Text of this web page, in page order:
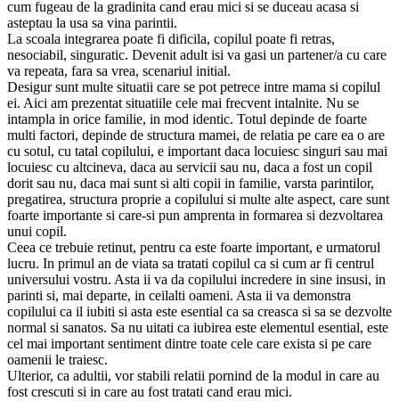
cum fugeau de la gradinita cand erau mici si se duceau acasa si
asteptau la usa sa vina parintii.
La scoala integrarea poate fi dificila, copilul poate fi retras,
nesociabil, singuratic. Devenit adult isi va gasi un partener/a cu care
va repeata, fara sa vrea, scenariul initial.
Desigur sunt multe situatii care se pot petrece intre mama si copilul
ei. Aici am prezentat situatiile cele mai frecvent intalnite. Nu se
intampla in orice familie, in mod identic. Totul depinde de foarte
multi factori, depinde de structura mamei, de relatia pe care ea o are
cu sotul, cu tatal copilului, e important daca locuiesc singuri sau mai
locuiesc cu altcineva, daca au servicii sau nu, daca a fost un copil
dorit sau nu, daca mai sunt si alti copii in familie, varsta parintilor,
pregatirea, structura proprie a copilului si multe alte aspect, care sunt
foarte importante si care-si pun amprenta in formarea si dezvoltarea
unui copil.
Ceea ce trebuie retinut, pentru ca este foarte important, e urmatorul
lucru. In primul an de viata sa tratati copilul ca si cum ar fi centrul
universului vostru. Asta ii va da copilului incredere in sine insusi, in
parinti si, mai departe, in ceilalti oameni. Asta ii va demonstra
copilului ca il iubiti si asta este esential ca sa creasca si sa se dezvolte
normal si sanatos. Sa nu uitati ca iubirea este elementul esential, este
cel mai important sentiment dintre toate cele care exista si pe care
oamenii le traiesc.
Ulterior, ca adultii, vor stabili relatii pornind de la modul in care au
fost crescuti si in care au fost tratati cand erau mici.